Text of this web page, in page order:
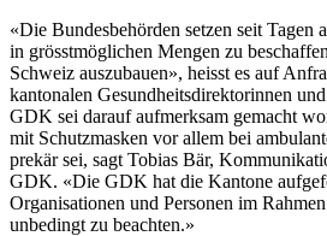
«Die Bundesbehörden setzen seit Tagen
in grösstmöglichen Mengen zu
Schweiz auszubauen», heisst es auf
kantonalen Gesundheitsdirektorinnen
GDK sei darauf aufmerksam gemacht
mit Schutzmasken vor allem bei
prekär sei, sagt Tobias Bär,
GDK. «Die GDK hat die Kantone
Organisationen und Personen im
unbedingt zu beachten.»